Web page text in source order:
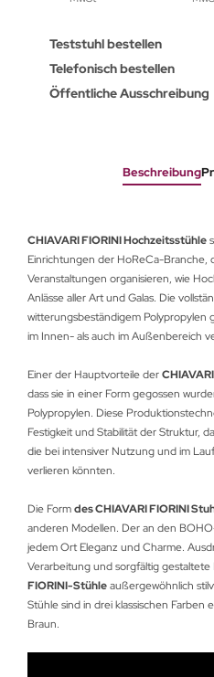
Teststuhl bestellen
Telefonisch bestellen
Öffentliche Ausschreibung
Beschreibung
CHIAVARI FIORINI Hochzeitsstühle
Einrichtungen der HoReCa-Branche,
Veranstaltungen organisieren, wie
Anlässe aller Art und Galas. Die
witterungsbeständigem Polypropylen
im Innen- als auch im Außenbereich
Einer der Hauptvorteile der
dass sie in einer Form gegossen
Polypropylen. Diese
Festigkeit und Stabilität der Struktur,
die bei intensiver Nutzung und im
verlieren könnten.
Die Formdes CHIAVARI FIORINI
anderen Modellen. Der an den
jedem Ort Eleganz und Charme.
Verarbeitung und sorgfältig gestaltete
FIORINI-Stühleaußergewöhnlich
Stühle sind in drei klassischen Farben
Braun.